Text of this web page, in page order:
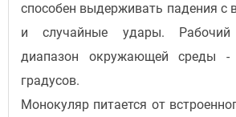
способен выдерживать падения с
и случайные удары. Рабочий
диапазон окружающей среды
градусов.
Монокуляр питается от